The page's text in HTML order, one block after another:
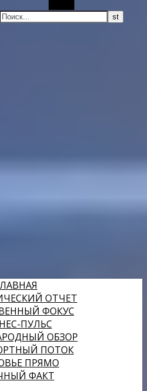
ОТЧЕТ
ФОКУС
ПУЛЬС
ОБЗОР
ПОТОК
ПРЯМО
ФАКТ